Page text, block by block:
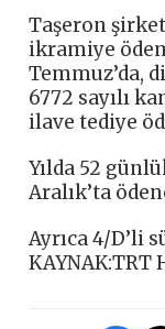
Taşeron
ikramiye
Temmuz’da,
6772 sayılı
ilave tediye
Yılda 52
Aralık’ta
Ayrıca 4/D’li
KAYNAK:TRT